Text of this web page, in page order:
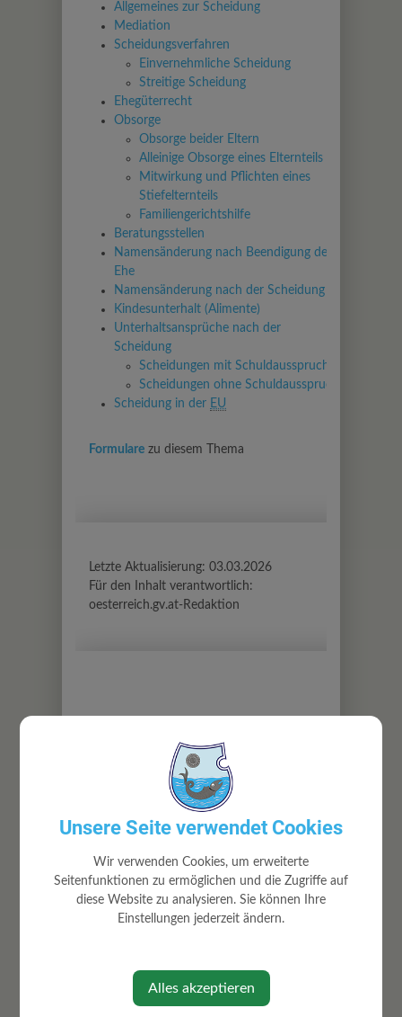
Allgemeines zur Scheidung
Mediation
Scheidungsverfahren
Einvernehmliche Scheidung
Streitige Scheidung
Ehegüterrecht
Obsorge
Obsorge beider Eltern
Alleinige Obsorge eines Elternteils
Mitwirkung und Pflichten eines
Stiefelternteils
Familiengerichtshilfe
Beratungsstellen
Namensänderung nach Beendigung der
Ehe
Namensänderung nach der Scheidung
Kindesunterhalt (Alimente)
Unterhaltsansprüche nach der
Scheidung
Scheidungen mit Schuldausspruch
Scheidungen ohne Schuldausspruch
Scheidung in der EU
Formulare zu diesem Thema
Letzte Aktualisierung: 03.03.2026
Für den Inhalt verantwortlich:
oesterreich.gv.at-Redaktion
BÜRGERSERVICE
Allgemeine Formulare
Unsere Seite verwendet Cookies
Wir verwenden Cookies, um erweiterte
Seitenfunktionen zu ermöglichen und die Zugriffe auf
diese Website zu analysieren. Sie können Ihre
Einstellungen jederzeit ändern.
Alles akzeptieren